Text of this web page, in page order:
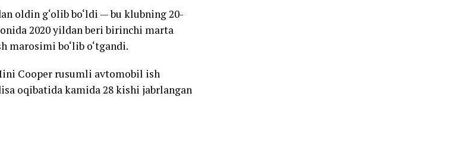
oldin g‘olib bo‘ldi — bu klubning 20-
2020 yildan beri birinchi marta
marosimi bo‘lib o‘tgandi.
Cooper rusumli avtomobil ish
oqibatida kamida 28 kishi jabrlangan